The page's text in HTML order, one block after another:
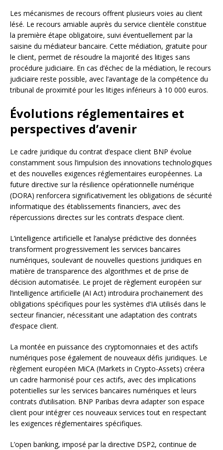
Les mécanismes de recours offrent plusieurs voies au client
lésé. Le recours amiable auprès du service clientèle constitue
la première étape obligatoire, suivi éventuellement par la
saisine du médiateur bancaire. Cette médiation, gratuite pour
le client, permet de résoudre la majorité des litiges sans
procédure judiciaire. En cas d’échec de la médiation, le recours
judiciaire reste possible, avec l’avantage de la compétence du
tribunal de proximité pour les litiges inférieurs à 10 000 euros.
Évolutions réglementaires et
perspectives d’avenir
Le cadre juridique du contrat d’espace client BNP évolue
constamment sous l’impulsion des innovations technologiques
et des nouvelles exigences réglementaires européennes. La
future directive sur la résilience opérationnelle numérique
(DORA) renforcera significativement les obligations de sécurité
informatique des établissements financiers, avec des
répercussions directes sur les contrats d’espace client.
L’intelligence artificielle et l’analyse prédictive des données
transforment progressivement les services bancaires
numériques, soulevant de nouvelles questions juridiques en
matière de transparence des algorithmes et de prise de
décision automatisée. Le projet de règlement européen sur
l’intelligence artificielle (AI Act) introduira prochainement des
obligations spécifiques pour les systèmes d’IA utilisés dans le
secteur financier, nécessitant une adaptation des contrats
d’espace client.
La montée en puissance des cryptomonnaies et des actifs
numériques pose également de nouveaux défis juridiques. Le
règlement européen MiCA (Markets in Crypto-Assets) créera
un cadre harmonisé pour ces actifs, avec des implications
potentielles sur les services bancaires numériques et leurs
contrats d’utilisation. BNP Paribas devra adapter son espace
client pour intégrer ces nouveaux services tout en respectant
les exigences réglementaires spécifiques.
L’open banking, imposé par la directive DSP2, continue de